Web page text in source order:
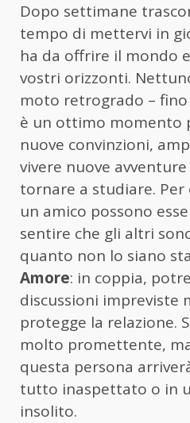
Dopo settimane
tempo di mettervi in
ha da offrire il mondo
vostri orizzonti.
moto retrogrado – fino
è un ottimo momento
nuove convinzioni,
vivere nuove
tornare a studiare.
un amico possono
sentire che gli altri
quanto non lo siano
Amore: in coppia,
discussioni impreviste
protegge la relazione.
molto promettente,
questa persona
tutto inaspettato o in
insolito.